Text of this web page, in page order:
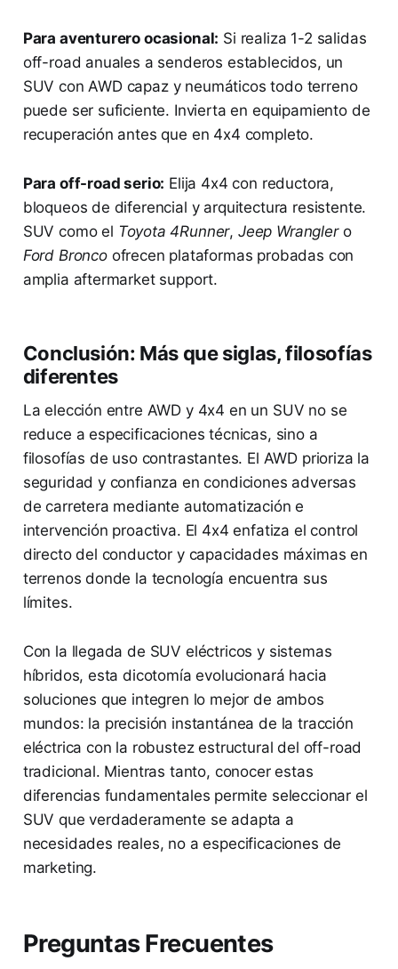
Para aventurero ocasional: Si realiza 1-2 salidas
off-road anuales a senderos establecidos, un
SUV con AWD capaz y neumáticos todo terreno
puede ser suficiente. Invierta en equipamiento de
recuperación antes que en 4x4 completo.
Para off-road serio: Elija 4x4 con reductora,
bloqueos de diferencial y arquitectura resistente.
SUV como el Toyota 4Runner, Jeep Wranglero
Ford Broncoofrecen plataformas probadas con
amplia aftermarket support.
Conclusión: Más que siglas, filosofías
diferentes
La elección entre AWD y 4x4 en un SUV no se
reduce a especificaciones técnicas, sino a
filosofías de uso contrastantes. El AWD prioriza la
seguridad y confianza en condiciones adversas
de carretera mediante automatización e
intervención proactiva. El 4x4 enfatiza el control
directo del conductor y capacidades máximas en
terrenos donde la tecnología encuentra sus
límites.
Con la llegada de SUV eléctricos y sistemas
híbridos, esta dicotomía evolucionará hacia
soluciones que integren lo mejor de ambos
mundos: la precisión instantánea de la tracción
eléctrica con la robustez estructural del off-road
tradicional. Mientras tanto, conocer estas
diferencias fundamentales permite seleccionar el
SUV que verdaderamente se adapta a
necesidades reales, no a especificaciones de
marketing.
Preguntas Frecuentes